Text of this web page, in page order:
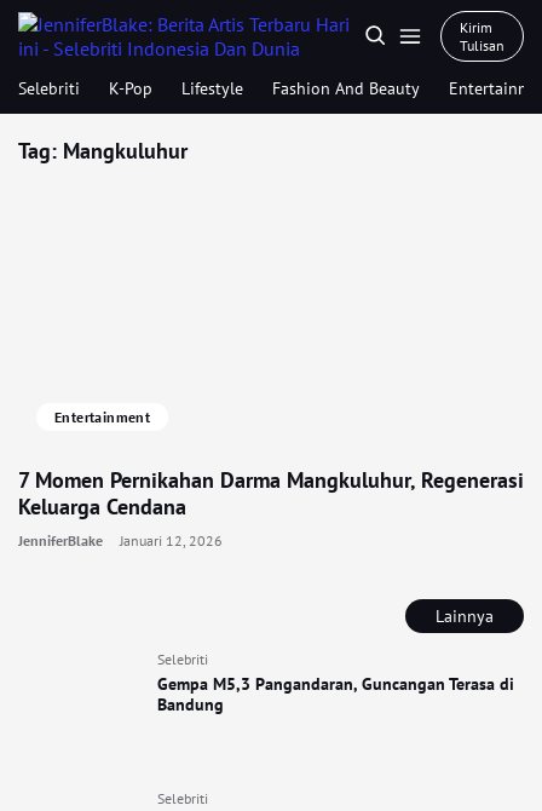
Kirim
Tulisan
Selebriti K-Pop Lifestyle Fashion And Beauty
Lainnya
Selebriti
Gempa M5,3 Pangandaran, Guncangan Terasa di
Bandung
Selebriti
Tag: Mangkuluhur
Entertainment
7 Momen Pernikahan Darma Mangkuluhur, Regenerasi
Keluarga Cendana
JenniferBlake Januari 12, 2026